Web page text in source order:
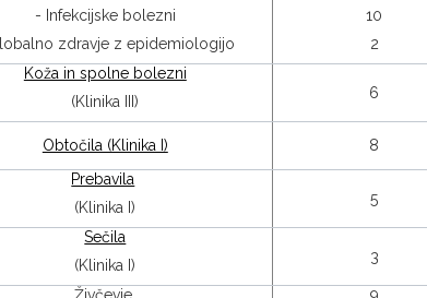
- Infekcijske bolezni
zdravje z epidemiologijo
10
2
Koža in spolne bolezni
(Klinika III)
6
Obtočila (Klinika I)
8
Prebavila
(Klinika I)
5
Sečila
(Klinika I)
3